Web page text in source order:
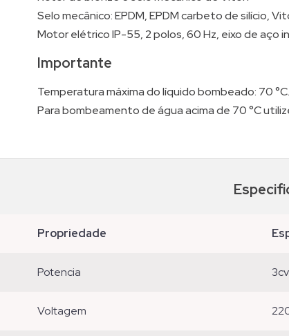
Selo mecânico: EPDM, EPDM carbeto de silício,
Motor elétrico IP-55, 2 polos, 60 Hz, eixo de aço
Importante
Temperatura máxima do líquido bombeado: 70 °C.
Para bombeamento de água acima de 70 °C
propriedade
potencia 3cv
voltagem